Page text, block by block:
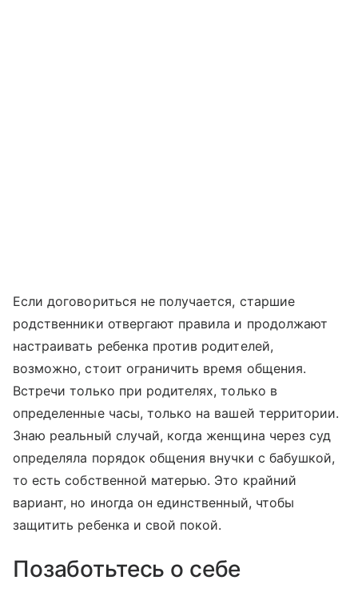
Если договориться не получается, старшие
родственники отвергают правила и продолжают
настраивать ребенка против родителей,
возможно, стоит ограничить время общения.
Встречи только при родителях, только в
определенные часы, только на вашей территории.
Знаю реальный случай, когда женщина через суд
определяла порядок общения внучки с бабушкой,
то есть собственной матерью. Это крайний
вариант, но иногда он единственный, чтобы
защитить ребенка и свой покой.
Позаботьтесь о себе